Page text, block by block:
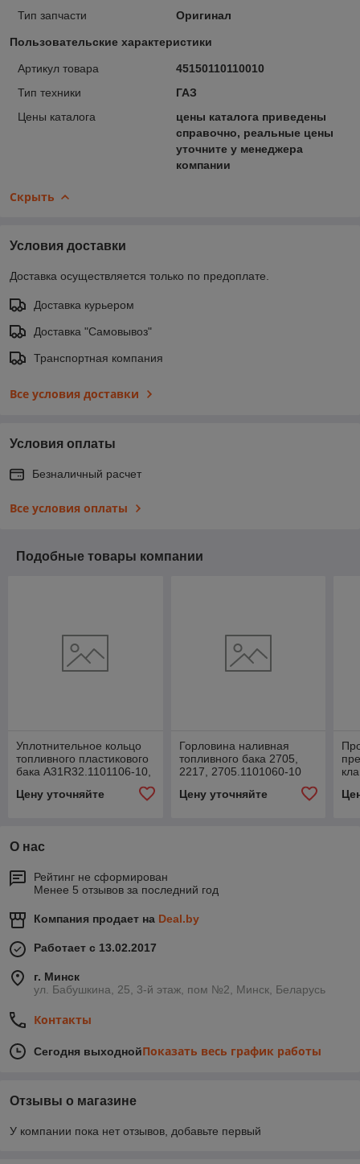
Тип запчасти
Оригинал
Пользовательские характеристики
Артикул товара
45150110110010
Тип техники
ГАЗ
Цены каталога
цены каталога приведены
справочно, реальные цены
уточните у менеджера
компании
Скрыть
Условия доставки
Доставка осуществляется только по предоплате.
Доставка курьером
Доставка "Самовывоз"
Транспортная компания
Все условия доставки
Условия оплаты
Безналичный расчет
Все условия оплаты
Подобные товары компании
Уплотнительное кольцо
топливного пластикового
бака A31R32.1101106-10,
Цену уточняйте
Горловина наливная
топливного бака 2705,
2217, 2705.1101060-10
Цену уточняйте
О нас
Рейтинг не сформирован
Менее 5 отзывов за последний год
Компания продает на Deal.by
Работает с 13.02.2017
г. Минск
ул. Бабушкина, 25, 3-й этаж, пом №2, Минск, Беларусь
Контакты
Сегодня выходнойПоказать весь график работы
Отзывы о магазине
У компании пока нет отзывов, добавьте первый